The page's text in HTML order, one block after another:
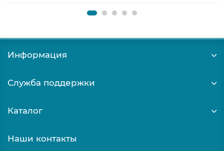
Информация
Служба поддержки
Каталог
Наши контакты